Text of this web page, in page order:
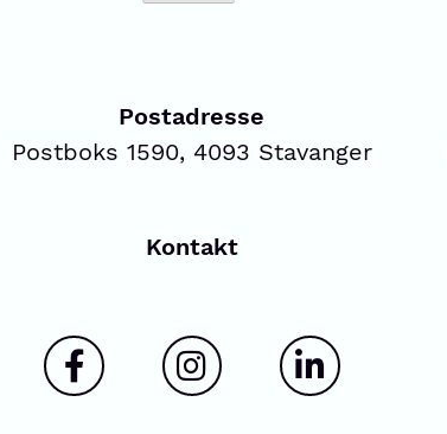
Postadresse
Postboks 1590, 4093 Stavanger
Kontakt